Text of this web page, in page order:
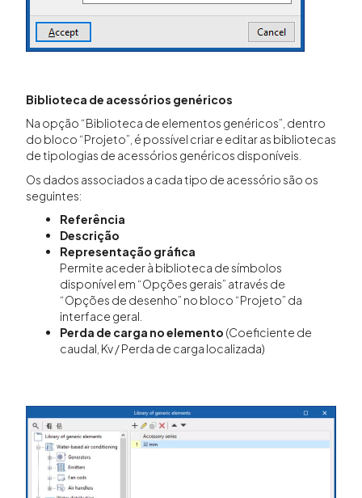
Biblioteca de acessórios genéricos
Na opção “Biblioteca de elementos genéricos”, dentro
do bloco “Projeto”, é possível criar e editar as bibliotecas
de tipologias de acessórios genéricos disponíveis.
Os dados associados a cada tipo de acessório são os
seguintes:
Referência
Descrição
Representação gráfica
Permite aceder à biblioteca de símbolos
disponível em “Opções gerais” através de
“Opções de desenho” no bloco “Projeto” da
interface geral.
Perda de carga no elemento (Coeficiente de
caudal, Kv / Perda de carga localizada)